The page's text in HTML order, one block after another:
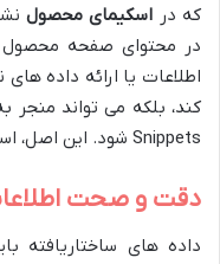
که در اسکیمای محصول
در محتوای صفحه محصول
اطلاعات یا ارائه داده
Snippets شود. این اصل، اساس اعتماد و شفافیت است.
دقت و صحت
داده های ساختاریافته